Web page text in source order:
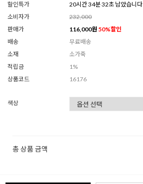
할인특가
20시간 34분 29초 남았습니다
소비자가
232,000
판매가
116,000원 50%할인
배송
무료배송
소재
소가죽
적립금
1%
상품코드
16176
색상
총 상품 금액